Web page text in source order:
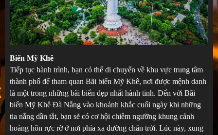
Biển Mỹ Khê
Tiếp tục hành trình, bạn có thể di chuyển về khu vực trung tâm
thành phố để tham quan Bãi biển Mỹ Khê, nơi được mệnh danh
là một trong những bãi biển đẹp nhất hành tinh. Đến với Bãi
biển Mỹ Khê Đà Nẵng vào khoảnh khắc cuối ngày khi những
tia nắng dần tắt, bạn sẽ có cơ hội chiêm ngưỡng khung cảnh
hoàng hôn rực rỡ ở nơi phía xa đường chân trời. Lúc này, xung